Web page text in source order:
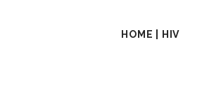
HOME HIV